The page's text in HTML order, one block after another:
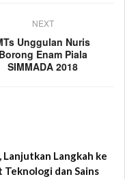
NEXT
Unggulan Nuris
Borong Enam Piala
SIMMADA 2018
Lanjutkan Langkah ke
dan Sains